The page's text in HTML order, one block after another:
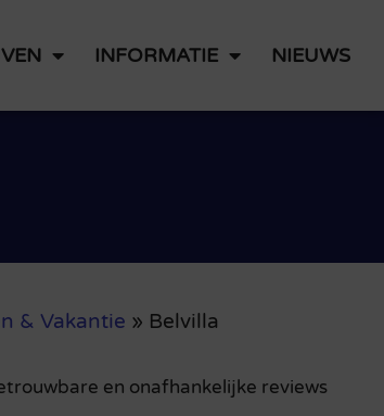
INFORMATIE NIEUWS
& Vakantie » Belvilla
en onafhankelijke reviews